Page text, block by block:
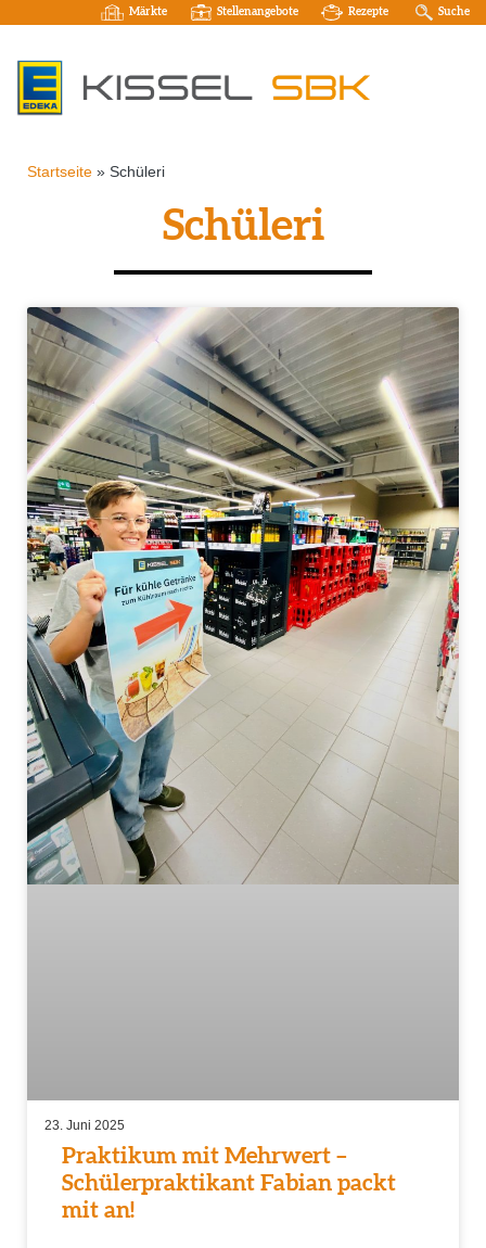
Märkte Stellenangebote Rezepte Suche
Startseite » Schüleri
Schüleri
Praktikum mit Mehrwert –
Schülerpraktikant Fabian packt
mit an!
23. Juni 2025